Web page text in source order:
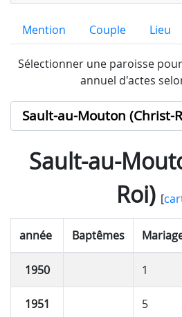
Mention Couple Lieu
Sélectionner une paroisse
annuel d'actes
Sault-au-
Roi)[
année Baptêmes
1950 1
1951 5